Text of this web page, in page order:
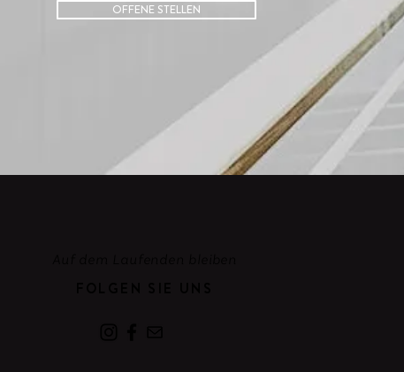
OFFENE STELLEN